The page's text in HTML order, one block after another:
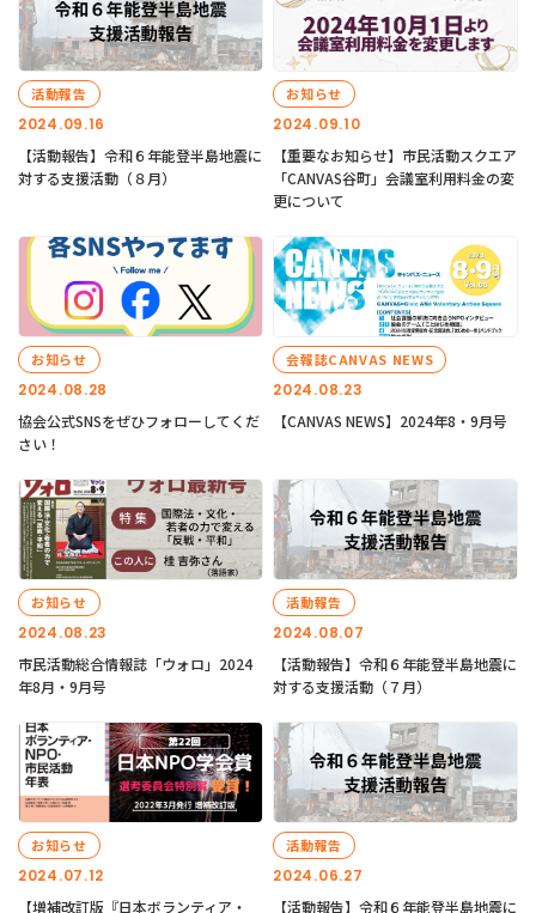
2024.09.16
活動報告
【活動報告】令和６年能登半島地震に
対する支援活動（８月）
2024.09.10
お知らせ
【重要なお知らせ】市民活動スクエア
「CANVAS谷町」会議室利用料金の変
更について
2024.08.28
お知らせ
協会公式SNSをぜひフォローしてくだ
さい！
2024.08.23
会報誌CANVAS NEWS
【CANVAS NEWS】2024年8・9月号
2024.08.23
お知らせ
市民活動総合情報誌「ウォロ」2024
年8月・9月号
2024.08.07
活動報告
【活動報告】令和６年能登半島地震に
対する支援活動（７月）
2024.07.12
お知らせ
【増補改訂版『日本ボランティア・
2024.06.27
活動報告
【活動報告】令和６年能登半島地震に